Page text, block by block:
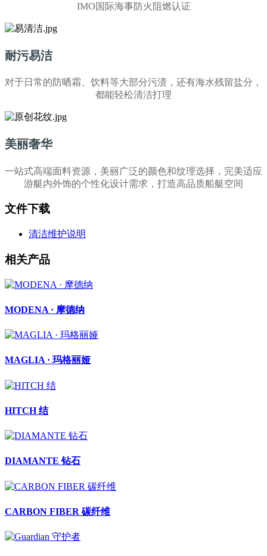
IMO国际海事防火阻燃认证
耐污易洁
对于日常的防晒霜、饮料等大部分污渍，还有海水残留盐分，
都能轻松清洁打理
美丽奢华
一站式高端面料资源，美丽广泛的颜色和纹理选择，完美适应
游艇内外饰的个性化设计需求，打造高品质船艇空间
文件下载
清洁维护说明
相关产品
MODENA · 摩德纳
MAGLIA · 玛格丽娅
HITCH 结
DIAMANTE 钻石
CARBON FIBER 碳纤维